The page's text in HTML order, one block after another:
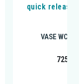
quick release
VASE WC
725,00